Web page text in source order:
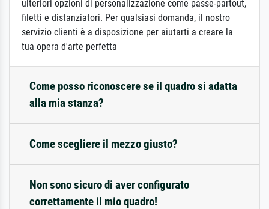
ulteriori opzioni di personalizzazione come passe-partout,
filetti e distanziatori. Per qualsiasi domanda, il nostro
servizio clienti è a disposizione per aiutarti a creare la
tua opera d'arte perfetta
Come posso riconoscere se il quadro si adatta
alla mia stanza?
Come scegliere il mezzo giusto?
Non sono sicuro di aver configurato
correttamente il mio quadro!